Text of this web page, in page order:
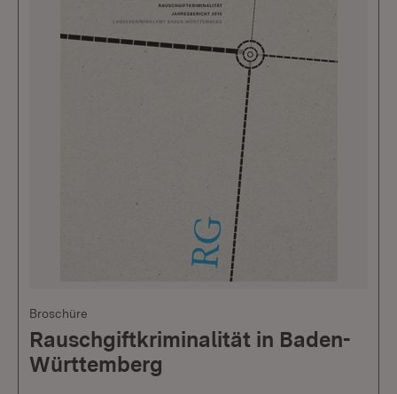
Broschüre
Rauschgiftkriminalität in Baden-
Württemberg